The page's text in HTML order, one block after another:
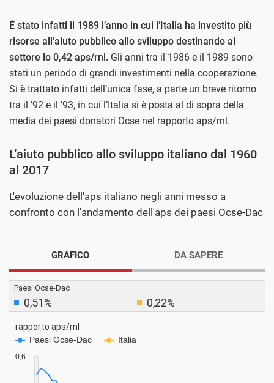
È stato infatti il 1989 l’anno in cui l’Italia ha investito più
risorse all’aiuto pubblico allo sviluppo destinando al
settore lo 0,42 aps/rnl. Gli anni tra il 1986 e il 1989 sono
stati un periodo di grandi investimenti nella cooperazione.
Si è trattato infatti dell’unica fase, a parte un breve ritorno
tra il ’92 e il ’93, in cui l’Italia si è posta al di sopra della
media dei paesi donatori Ocse nel rapporto aps/rnl.
L’aiuto pubblico allo sviluppo italiano dal 1960
al 2017
L'evoluzione dell'aps italiano negli anni messo a
confronto con l'andamento dell'aps dei paesi Ocse-Dac
GRAFICO DA SAPERE